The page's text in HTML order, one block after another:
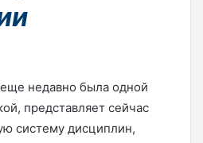
недавно была одной
представляет сейчас
систему дисциплин,